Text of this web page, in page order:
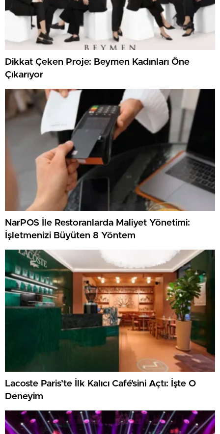
Dikkat Çeken Proje: Beymen Kadınları Öne
Çıkarıyor
NarPOS İle Restoranlarda Maliyet Yönetimi:
İşletmenizi Büyüten 8 Yöntem
Lacoste Paris’te İlk Kalıcı Café’sini Açtı: İşte O
Deneyim